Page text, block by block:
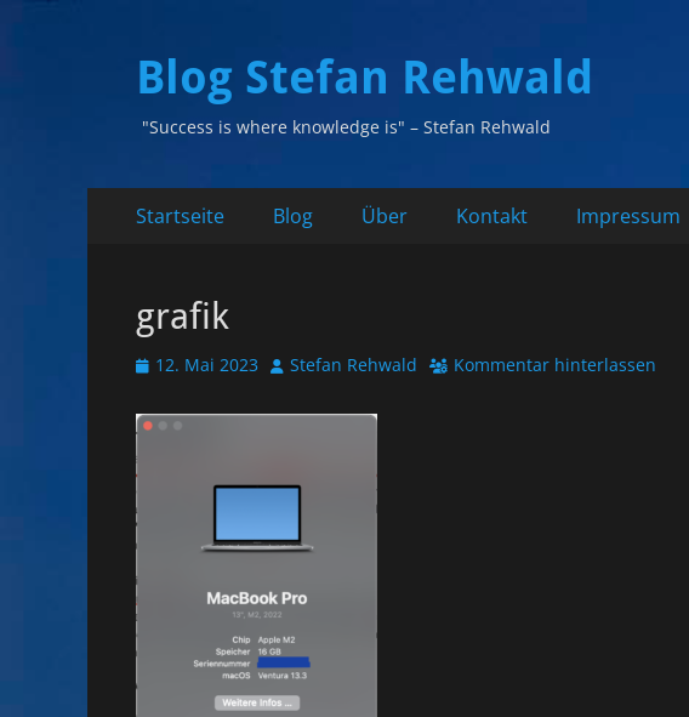
Blog Stefan Rehwald
"Success is where knowledge is" – Stefan Rehwald
Primäres
Inhalt
Startseite Blog Über Kontakt Impressum
grafik
Veröffentlicht
12. Mai 2023 AutorStefan Rehwald Kommentar hinterlassen